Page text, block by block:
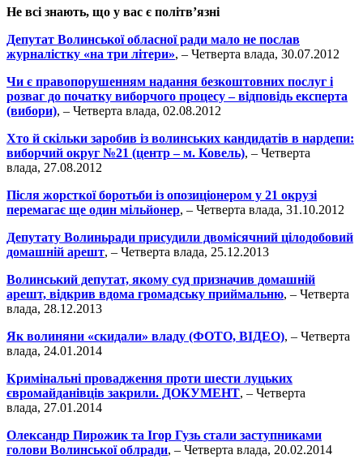
Не всі знають, що у вас є політв’язні
Депутат Волинської обласної ради мало не послав
журналістку «на три літери», – Четверта влада, 30.07.2012
Чи є правопорушенням надання безкоштовних послуг і
розваг до початку виборчого процесу – відповідь експерта
(вибори), – Четверта влада, 02.08.2012
Хто й скільки заробив із волинських кандидатів в нардепи:
виборчий округ №21 (центр – м. Ковель), – Четверта
влада, 27.08.2012
Після жорсткої боротьби із опозиціонером у 21 окрузі
перемагає ще один мільйонер, – Четверта влада, 31.10.2012
Депутату Волиньради присудили двомісячний цілодобовий
домашній арешт, – Четверта влада, 25.12.2013
Волинський депутат, якому суд призначив домашній
арешт, відкрив вдома громадську приймальню, – Четверта
влада, 28.12.2013
Як волиняни «скидали» владу (ФОТО, ВІДЕО), – Четверта
влада, 24.01.2014
Кримінальні провадження проти шести луцьких
євромайданівців закрили. ДОКУМЕНТ, – Четверта
влада, 27.01.2014
Олександр Пирожик та Ігор Гузь стали заступниками
голови Волинської облради, – Четверта влада, 20.02.2014